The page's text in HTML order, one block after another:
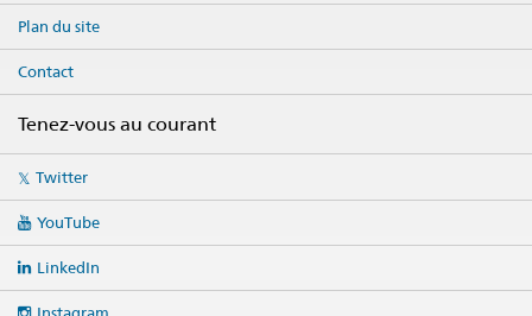
Plan du site
Contact
Tenez-vous au courant
mediaTwitter
YouTube
LinkedIn